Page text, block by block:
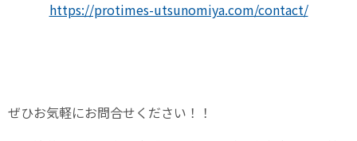
https://protimes-utsunomiya.com/contact/
ぜひお気軽にお問合せください！！